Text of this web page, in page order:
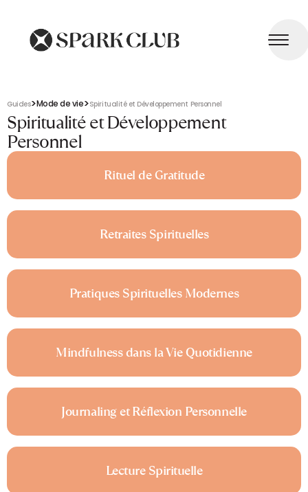
Guides>Mode de vie>Spiritualité et Développement Personnel
Spiritualité et Développement
Personnel
Rituel de Gratitude
Retraites Spirituelles
Pratiques Spirituelles Modernes
Mindfulness dans la Vie Quotidienne
Journaling et Réflexion Personnelle
Lecture Spirituelle